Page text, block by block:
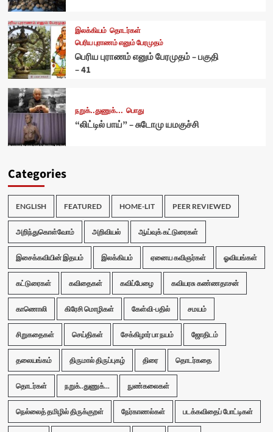
இலக்கியம் தொடர்கள்
பெரிய புராணம் எனும் பேரமுதம்
பெரிய புராணம் எனும் பேரமுதம் – பகுதி
– 41
நறுக்..துணுக்... பொது
“லிட்டில் பாய்” – சுடோமு யமகுச்சி
Categories
ENGLISH FEATURED HOME-LIT PEER REVIEWED
அறிந்துகொள்வோம் அறிவியல் ஆய்வுக் கட்டுரைகள்
இசைக்கவியின் இதயம் இலக்கியம் ஏனைய கவிஞர்கள் ஓவியங்கள்
கட்டுரைகள் கவிதைகள் கவிப்பேழை கவியரசு கண்ணதாசன்
காணொலி கிரேசி மொழிகள் கேள்வி-பதில் சமயம்
சிறுகதைகள் செய்திகள் சேக்கிழார் பா நயம் ஜோதிடம்
தலையங்கம் திருமால் திருப்புகழ் திரை தொடர்கதை
தொடர்கள் நறுக்..துணுக்... நுண்கலைகள்
நெல்லைத் தமிழில் திருக்குறள் நேர்காணல்கள் படக்கவிதைப் போட்டிகள்